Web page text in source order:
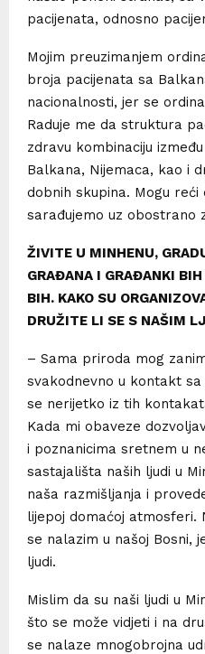
pacijenata, odnosno
Mojim preuzimanjem
broja pacijenata sa
nacionalnosti, jer se
Raduje me da struktura
zdravu kombinaciju
Balkana, Nijemaca, kao i
dobnih skupina. Mogu
sarađujemo uz obostrano
ŽIVITE U MINHENU,
GRAĐANA I GRAĐANKI
BIH. KAKO SU
DRUŽITE LI SE S NAŠIM
– Sama priroda mog
svakodnevno u kontakt
se nerijetko iz tih
Kada mi obaveze
i poznanicima sretnem u
sastajališta naših ljudi u
naša razmišljanja i
lijepoj domaćoj atmosferi.
se nalazim u našoj Bosni,
ljudi.
Mislim da su naši ljudi u
što se može vidjeti i na
se nalaze mnogobrojna